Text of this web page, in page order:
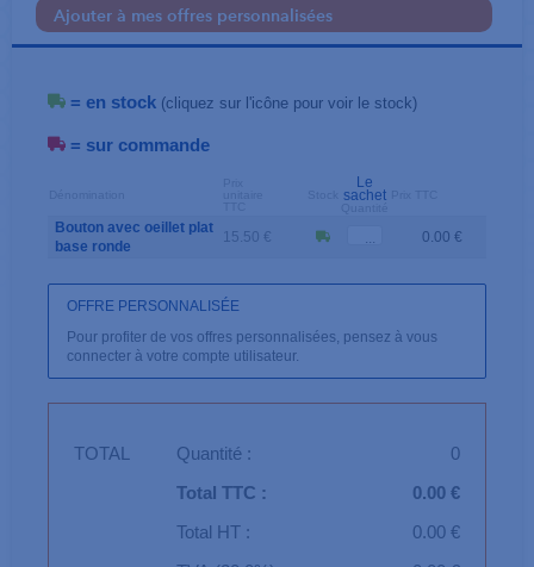
Ajouter à mes offres personnalisées
= en stock (cliquez sur l'icône pour voir le stock)
= sur commande
Le
sachet
Bouton avec oeillet plat
base ronde
15.50 € 0.00 €
OFFRE PERSONNALISÉE
Pour profiter de vos offres personnalisées, pensez à vous
connecter à votre compte utilisateur.
TOTAL Quantité :
0
Total TTC :
0.00 €
Total HT :
0.00 €